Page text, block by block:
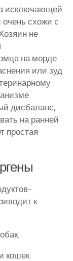
исключающей
схожи с
не
на морде
или зуд
дисбаланс,
на ранней
простая
к
кошек.